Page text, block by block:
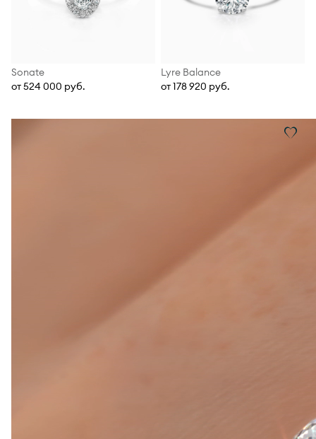
Sonate
от 524 000 руб.
Lyre Balance
от 178 920 руб.